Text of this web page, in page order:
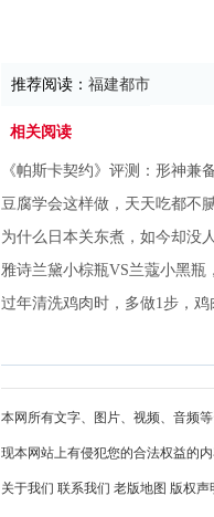
推荐阅读： 福建都市
相关阅读
《帕斯卡契约》评测：形神兼
豆腐学会这样做，天天吃都不
为什么日本关东煮，如今却没
雅诗兰黛小棕瓶VS兰蔻小黑瓶
过年清洗鸡肉时，多做1步，
本网所有文字、图片、视频、音频
现本网站上有侵犯您的合法权益的
关于我们 联系我们 老版地图 版权声